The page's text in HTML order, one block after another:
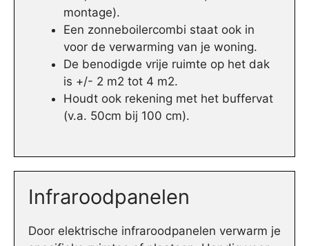
montage).
Een zonneboilercombi staat ook in
voor de verwarming van je woning.
De benodigde vrije ruimte op het dak
is +/- 2 m2 tot 4 m2.
Houdt ook rekening met het buffervat
(v.a. 50cm bij 100 cm).
Infraroodpanelen
Door elektrische infraroodpanelen verwarm je